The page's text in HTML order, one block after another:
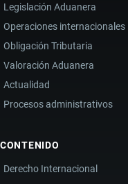
Legislación Aduanera
Operaciones internacionales
Obligación Tributaria
Valoración Aduanera
Actualidad
Procesos administrativos
CONTENIDO
Derecho Internacional